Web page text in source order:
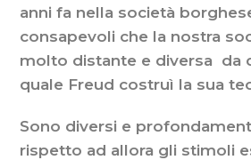
anni fa nella società
consapevoli che la nostra
molto distante e diversa da
quale Freud costruì la sua
Sono diversi e
rispetto ad allora gli stimoli